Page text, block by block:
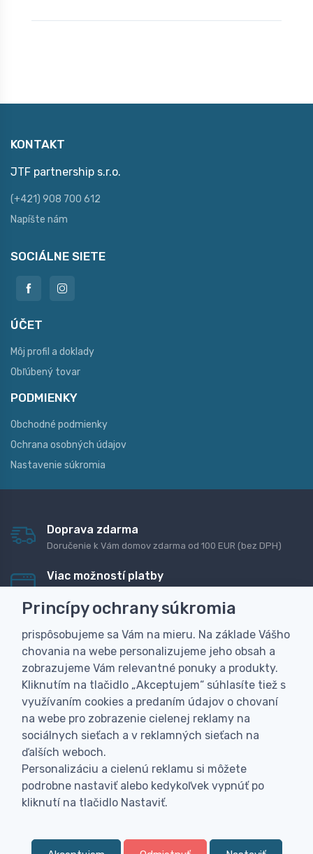
KONTAKT
JTF partnership s.r.o.
(+421) 908 700 612
Napíšte nám
SOCIÁLNE SIETE
ÚČET
Môj profil a doklady
Obľúbený tovar
PODMIENKY
Obchodné podmienky
Ochrana osobných údajov
Nastavenie súkromia
Doprava zdarma
Doručenie k Vám domov zdarma od 100 EUR (bez DPH)
Viac možností platby
dobierku
Personalizácia
Vyrobíme Vám vlastný originálny darček
Skúsenosť
Široký sortiment, z ktorého Vám pomôžeme vybrať
Princípy ochrany súkromia
prispôsobujeme sa Vám na mieru. Na základe Vášho
chovania na webe personalizujeme jeho obsah a
zobrazujeme Vám relevantné ponuky a produkty.
Kliknutím na tlačidlo „Akceptujem“ súhlasíte tiež s
využívaním cookies a predaním údajov o chovaní
na webe pro zobrazenie cielenej reklamy na
sociálnych sieťach a v reklamných sieťach na
ďalších weboch.
Personalizáciu a cielenú reklamu si môžete
podrobne nastaviť alebo kedykoľvek vypnúť po
kliknutí na tlačidlo Nastaviť.